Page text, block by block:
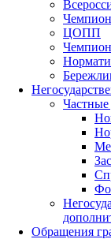
ЦОПП
Частные
Обращения